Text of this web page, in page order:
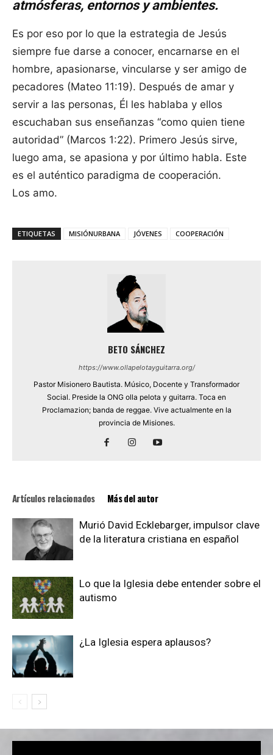
atmósferas, entornos y ambientes.
Es por eso por lo que la estrategia de Jesús
siempre fue darse a conocer, encarnarse en el
hombre, apasionarse, vincularse y ser amigo de
pecadores (Mateo 11:19). Después de amar y
servir a las personas, Él les hablaba y ellos
escuchaban sus enseñanzas “como quien tiene
autoridad” (Marcos 1:22). Primero Jesús sirve,
luego ama, se apasiona y por último habla. Este
es el auténtico paradigma de cooperación.
Los amo.
ETIQUETAS MISIÓNURBANA JÓVENES COOPERACIÓN
BETO SÁNCHEZ
https://www.ollapelotayguitarra.org/
Pastor Misionero Bautista. Músico, Docente y Transformador
Social. Preside la ONG olla pelota y guitarra. Toca en
Proclamazion; banda de reggae. Vive actualmente en la
provincia de Misiones.
Artículos relacionados Más del autor
Murió David Ecklebarger, impulsor clave
de la literatura cristiana en español
Lo que la Iglesia debe entender sobre el
autismo
¿La Iglesia espera aplausos?